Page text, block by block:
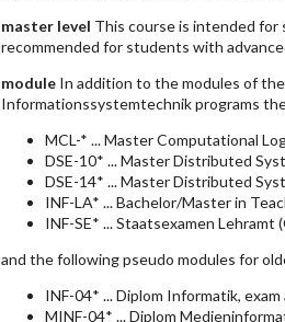
master level This course is intended for
recommended for students with
module In addition to the modules of
Informationssystemtechnik programs
MCL-* ... Master Computational
DSE-10* ... Master Distributed
DSE-14* ... Master Distributed
INF-LA* ... Bachelor/Master in
INF-SE* ... Staatsexamen
and the following pseudo modules for
INF-04* ... Diplom Informatik,
MINF-04* ... Diplom